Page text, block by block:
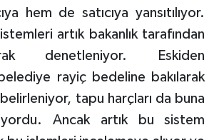
hem de satıcıya yansıtılıyor.
artık bakanlık tarafından
denetleniyor. Eskiden
rayiç bedeline bakılarak
tapu harçları da buna
Ancak artık bu sistem